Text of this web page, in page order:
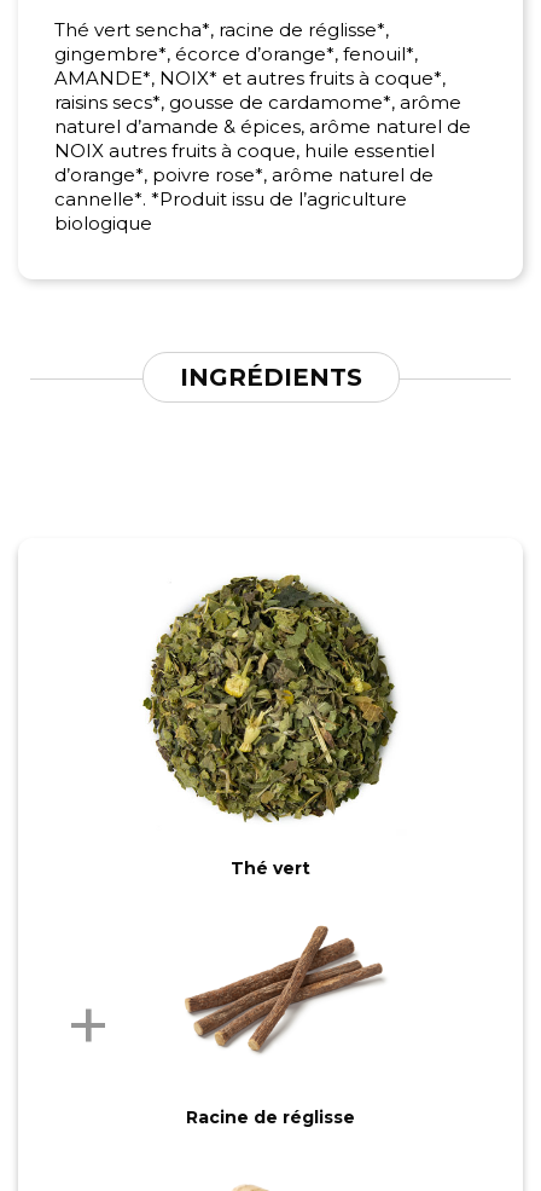
Thé vert sencha*, racine de réglisse*,
gingembre*, écorce d’orange*, fenouil*,
AMANDE*, NOIX* et autres fruits à coque*,
raisins secs*, gousse de cardamome*, arôme
naturel d’amande & épices, arôme naturel de
NOIX autres fruits à coque, huile essentiel
d’orange*, poivre rose*, arôme naturel de
cannelle*. *Produit issu de l’agriculture
biologique
INGRÉDIENTS
Thé vert
Racine de réglisse